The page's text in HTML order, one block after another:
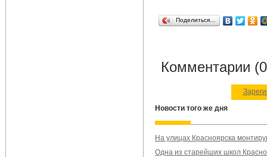
Поделиться…
Комментарии
Новости того же дня
На улицах Красноярска
Одна из старейших школ